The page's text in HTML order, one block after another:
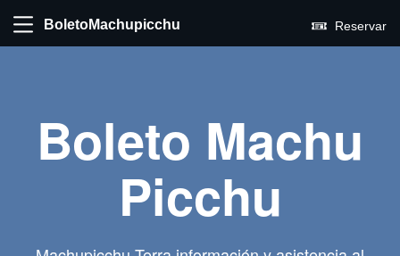
BoletoMachupicchu Reservar
Boleto Machu
Picchu